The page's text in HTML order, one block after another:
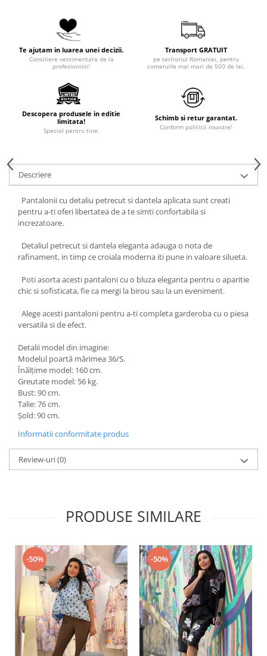
Te ajutam in luarea unei decizii.
Consiliere vestimentara de la
profesionisti!
Transport GRATUIT
pe teritoriul Romaniei, pentru
comenzile mai mari de 500 de lei.
Descopera produsele in editie
limitata!
Special pentru tine.
Schimb si retur garantat.
Conform politicii noastre!
Descriere
Pantalonii cu detaliu petrecut si dantela aplicata sunt creati
pentru a-ti oferi libertatea de a te simti confortabila si
increzatoare.
Detaliul petrecut si dantela eleganta adauga o nota de
rafinament, in timp ce croiala moderna iti pune in valoare silueta.
Poti asorta acesti pantaloni cu o bluza eleganta pentru o aparitie
chic si sofisticata, fie ca mergi la birou sau la un eveniment.
Alege acesti pantaloni pentru a-ti completa garderoba cu o piesa
versatila si de efect.
Detalii model din imagine:
Modelul poartă mărimea 36/S.
Înălțime model: 160 cm.
Greutate model: 56 kg.
Bust: 90 cm.
Talie: 76 cm.
Șold: 90 cm.
Informatii conformitate produs
Review-uri(0)
PRODUSE SIMILARE
-50% -50%